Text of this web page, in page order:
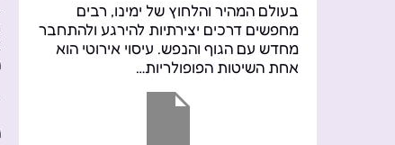
בעולם המהיר והלחוץ של ימינו, רבים
מחפשים דרכים יצירתיות להירגע ולהתחבר
מחדש עם הגוף והנפש. עיסוי אירוטי הוא
אחת השיטות הפופולריות…